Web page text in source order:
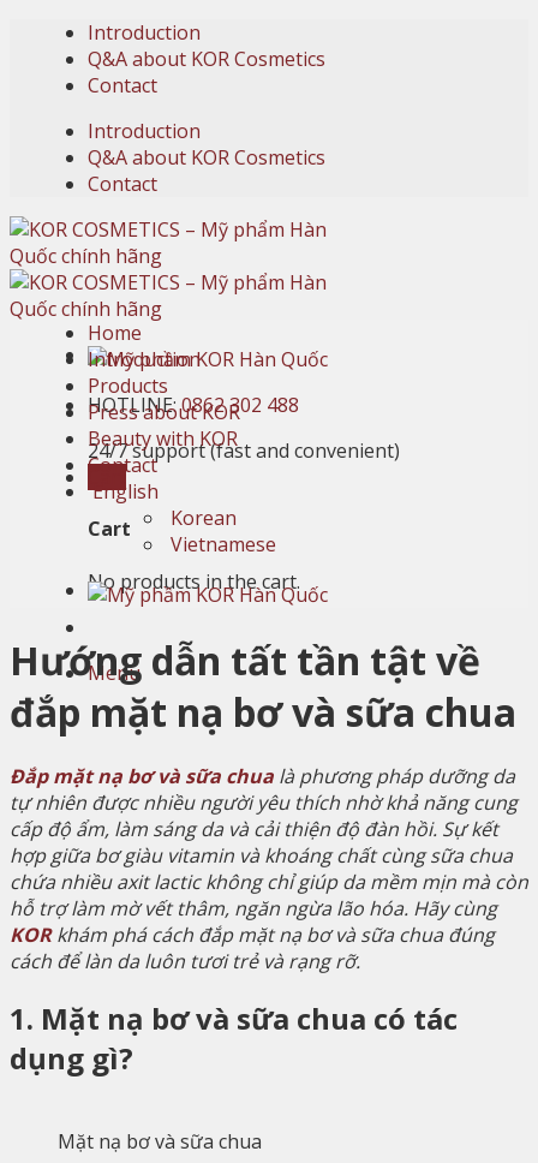
content
Introduction
Q&A about KOR Cosmetics
Contact
Introduction
Q&A about KOR Cosmetics
Contact
HOTLINE:0862 302 488
24/7 support (fast and convenient)
Cart
No products in the cart.
Menu
Home
Introduction
Products
Press about KOR
Beauty with KOR
Contact
English
Korean
Vietnamese
Hướng dẫn tất tần tật về
đắp mặt nạ bơ và sữa chua
Đắp mặt nạ bơ và sữa chua là phương pháp dưỡng da
tự nhiên được nhiều người yêu thích nhờ khả năng cung
cấp độ ẩm, làm sáng da và cải thiện độ đàn hồi. Sự kết
hợp giữa bơ giàu vitamin và khoáng chất cùng sữa chua
chứa nhiều axit lactic không chỉ giúp da mềm mịn mà còn
hỗ trợ làm mờ vết thâm, ngăn ngừa lão hóa. Hãy cùng
KOR khám phá cách đắp mặt nạ bơ và sữa chua đúng
cách để làn da luôn tươi trẻ và rạng rỡ.
1. Mặt nạ bơ và sữa chua có tác
dụng gì?
Mặt nạ bơ và sữa chua